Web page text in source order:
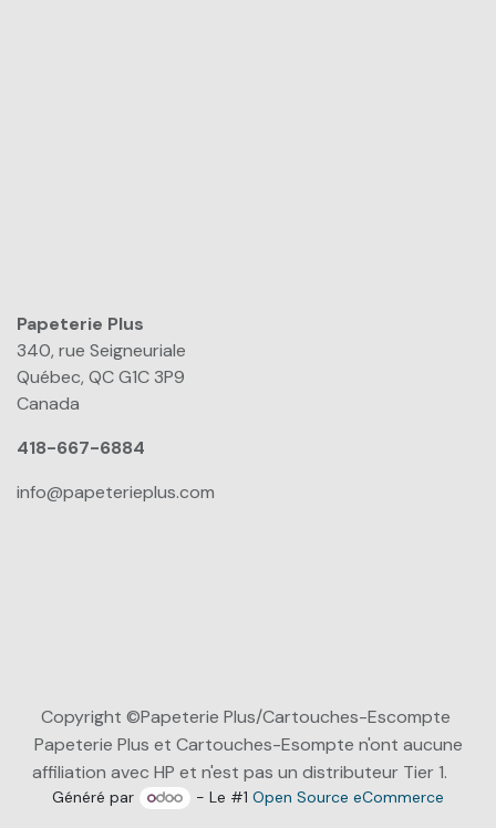
Papeterie Plus​
340, rue Seigneuriale
Québec, QC G1C 3P9
Canada
418-667-6884
info@papeterieplus.com
Copyright ©Papeterie Plus/Cartouches-Escompte
Papeterie Plus et Cartouches-Esompte n'ont aucune
affiliation avec HP et n'est pas un distributeur Tier 1.
Généré par - Le #1Open Source eCommerce